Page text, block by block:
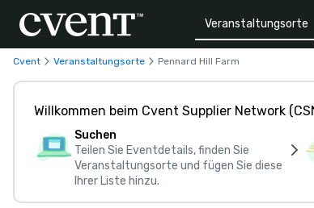
Veranstaltungsorte
Cvent Veranstaltungsorte Pennard Hill Farm
Willkommen beim Cvent Supplier Network
Suchen
Teilen Sie Eventdetails, finden Sie
Veranstaltungsorte und fügen Sie diese
Ihrer Liste hinzu.